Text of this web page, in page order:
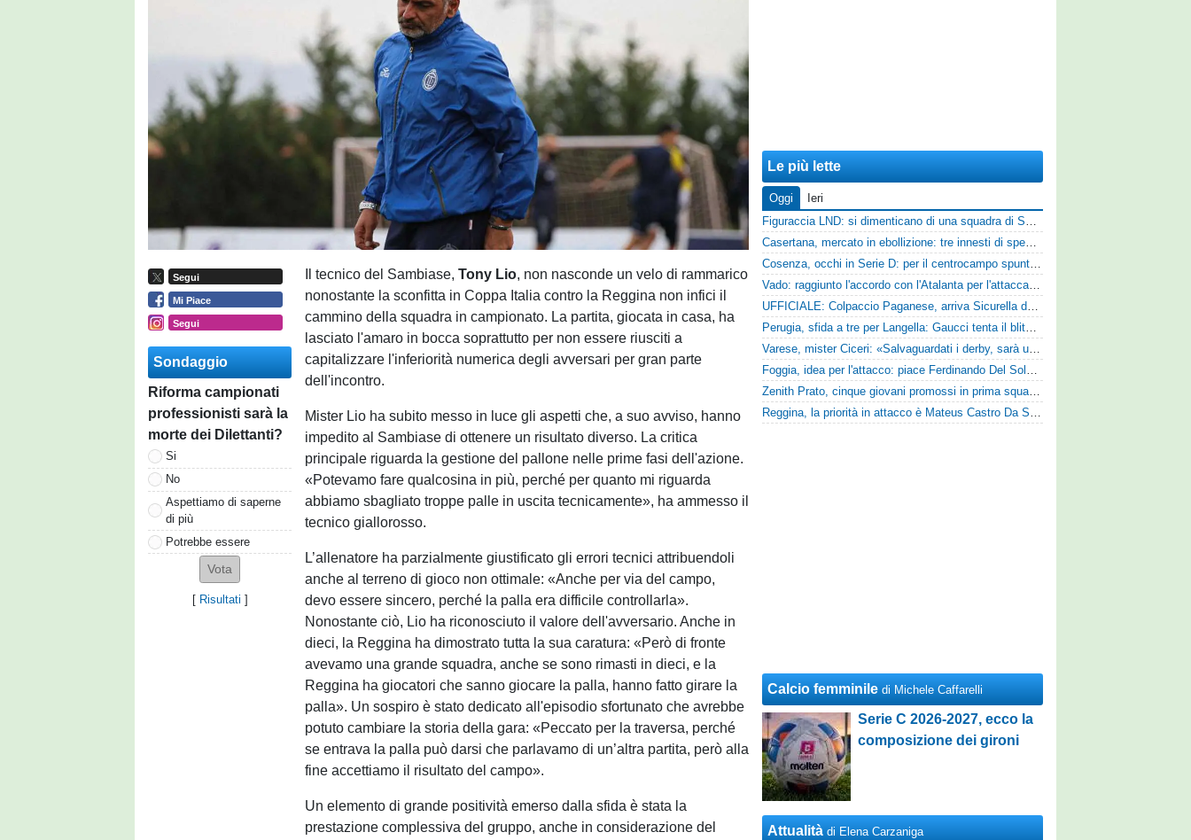
Segui
Mi Piace
Segui
Sondaggio
Riforma campionati
professionisti sarà la
morte dei Dilettanti?
Si
No
Aspettiamo di saperne
di più
Potrebbe essere
[ Risultati ]
Il tecnico del Sambiase,Tony Lio, non nasconde un velo di rammarico
nonostante la sconfitta in Coppa Italia contro la Reggina non infici il
cammino della squadra in campionato. La partita, giocata in casa, ha
lasciato l'amaro in bocca soprattutto per non essere riusciti a
capitalizzare l'inferiorità numerica degli avversari per gran parte
dell'incontro.
Mister Lio ha subito messo in luce gli aspetti che, a suo avviso, hanno
impedito al Sambiase di ottenere un risultato diverso. La critica
principale riguarda la gestione del pallone nelle prime fasi dell'azione.
«Potevamo fare qualcosina in più, perché per quanto mi riguarda
abbiamo sbagliato troppe palle in uscita tecnicamente», ha ammesso il
tecnico giallorosso.
L’allenatore ha parzialmente giustificato gli errori tecnici attribuendoli
anche al terreno di gioco non ottimale: «Anche per via del campo,
devo essere sincero, perché la palla era difficile controllarla».
Nonostante ciò, Lio ha riconosciuto il valore dell'avversario. Anche in
dieci, la Reggina ha dimostrato tutta la sua caratura: «Però di fronte
avevamo una grande squadra, anche se sono rimasti in dieci, e la
Reggina ha giocatori che sanno giocare la palla, hanno fatto girare la
palla». Un sospiro è stato dedicato all'episodio sfortunato che avrebbe
potuto cambiare la storia della gara: «Peccato per la traversa, perché
se entrava la palla può darsi che parlavamo di un’altra partita, però alla
fine accettiamo il risultato del campo».
Un elemento di grande positività emerso dalla sfida è stata la
prestazione complessiva del gruppo, anche in considerazione del
Le più lette
Oggi
Ieri
Figuraccia LND: si dimenticano di una squadra di Serie D, è da rifare il programma Coppa Italia
Casertana, mercato in ebollizione: tre innesti di spessore per lo scacchiere di Vinicio Espinal
Cosenza, occhi in Serie D: per il centrocampo spunta anche Gerardo Di Gilio
Vado: raggiunto l'accordo con l'Atalanta per l'attaccante Frederick Samuel Ndongue
UFFICIALE: Colpaccio Paganese, arriva Sicurella dalla Scafatese
Perugia, sfida a tre per Langella: Gaucci tenta il blitz per il centrocampista del Cosenza
Varese, mister Ciceri: «Salvaguardati i derby, sarà un campionato avvincente»
Foggia, idea per l'attacco: piace Ferdinando Del Sole dell'Ascoli
Zenith Prato, cinque giovani promossi in prima squadra
Reggina, la priorità in attacco è Mateus Castro Da Silva: ore decisive per la fumata bianca
Calcio femminile di Michele Caffarelli
Serie C 2026-2027, ecco la
composizione dei gironi
Attualità di Elena Carzaniga